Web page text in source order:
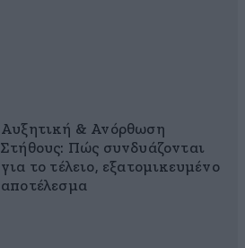
Αυξητική & Ανόρθωση
Στήθους: Πώς συνδυάζονται
για το τέλειο, εξατομικευμένο
αποτέλεσμα